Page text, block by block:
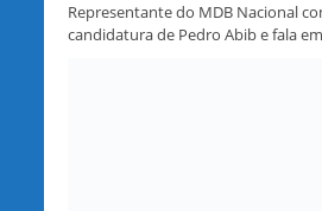
Representante do MDB Nacional
candidatura de Pedro Abib e fala